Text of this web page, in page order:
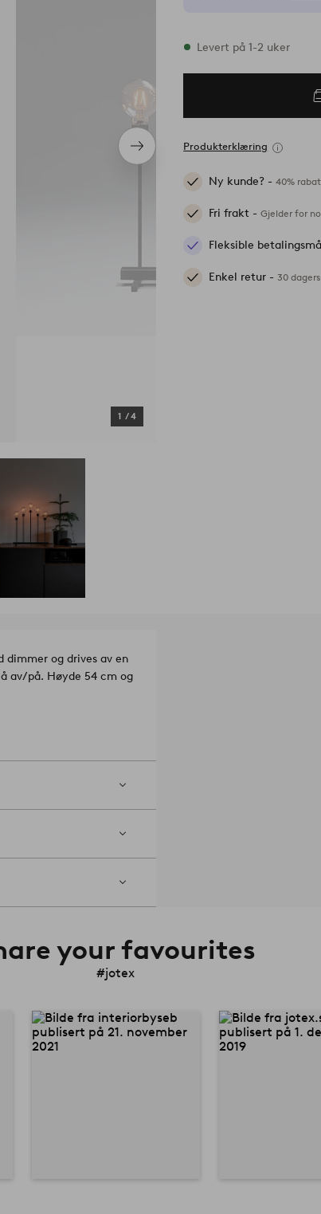
Neste
produkt
1 /4
På lager
Levert på 1-2 uker
Produkterklæring
Ny kunde? -40%
Fri frakt -Gjelder for
Fleksible
Enkel retur -30
dimmer og drives av en
av/på. Høyde 54 cm og
your favourites
#jotex